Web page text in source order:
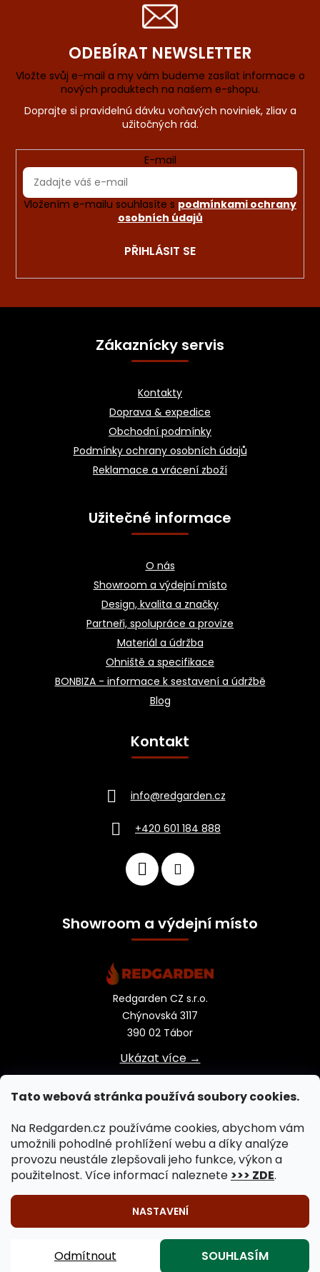
Tato webová stránka používá soubory cookies.
Na Redgarden.cz používáme cookies, abychom vám
umožnili pohodlné prohlížení webu a díky analýze
provozu neustále zlepšovali jeho funkce, výkon a
použitelnost. Více informací naleznete >>> ZDE.
NASTAVENÍ
Odmítnout SOUHLASÍM
🔥 Venkovní vaření na ohni je záležitostí celého roku!
Záhradní krby, záhradní grily, záhradní kamna, záhradní
ohniště 🔥
ODEBÍRAT NEWSLETTER
Vložte svůj e-mail a my vám budeme zasílat informace o
nových produktech na našem e-shopu.
E-mail
Vložením e-mailu souhlasíte s podmínkami ochrany
osobních údajů
PŘIHLÁSIT SE
Z
Zákaznícky servis
Kontakty
Doprava & expedice
Obchodní podmínky
Podmínky ochrany osobních údajů
Reklamace a vrácení zboží
Užitečné informace
O nás
Showroom a výdejní místo
Design, kvalita a značky
Partneři, spolupráce a provize
Materiál a údržba
Ohniště a specifikace
BONBIZA - informace k sestavení a údržbě
Blog
Kontakt
info@redgarden.cz
+420 601 184 888
Showroom a výdejní místo
Redgarden CZ s.r.o.
Chýnovská 3117
390 02 Tábor
Ukázat více →
Vytvořil Shoptet
Upravil Balkys
Copyright 2026
. Všechna práva